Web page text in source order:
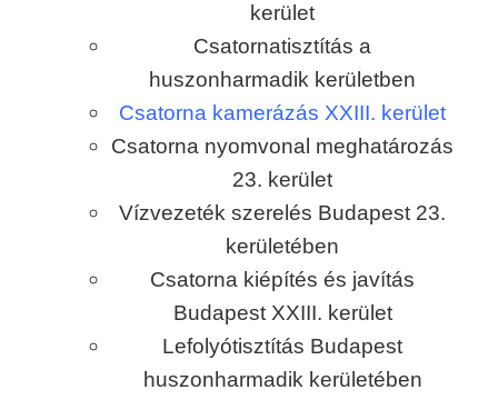
kerület
Csatornatisztítás a
huszonharmadik kerületben
Csatorna kamerázás XXIII. kerület
Csatorna nyomvonal meghatározás
23. kerület
Vízvezeték szerelés Budapest 23.
kerületében
Csatorna kiépítés és javítás
Budapest XXIII. kerület
Lefolyótisztítás Budapest
huszonharmadik kerületében